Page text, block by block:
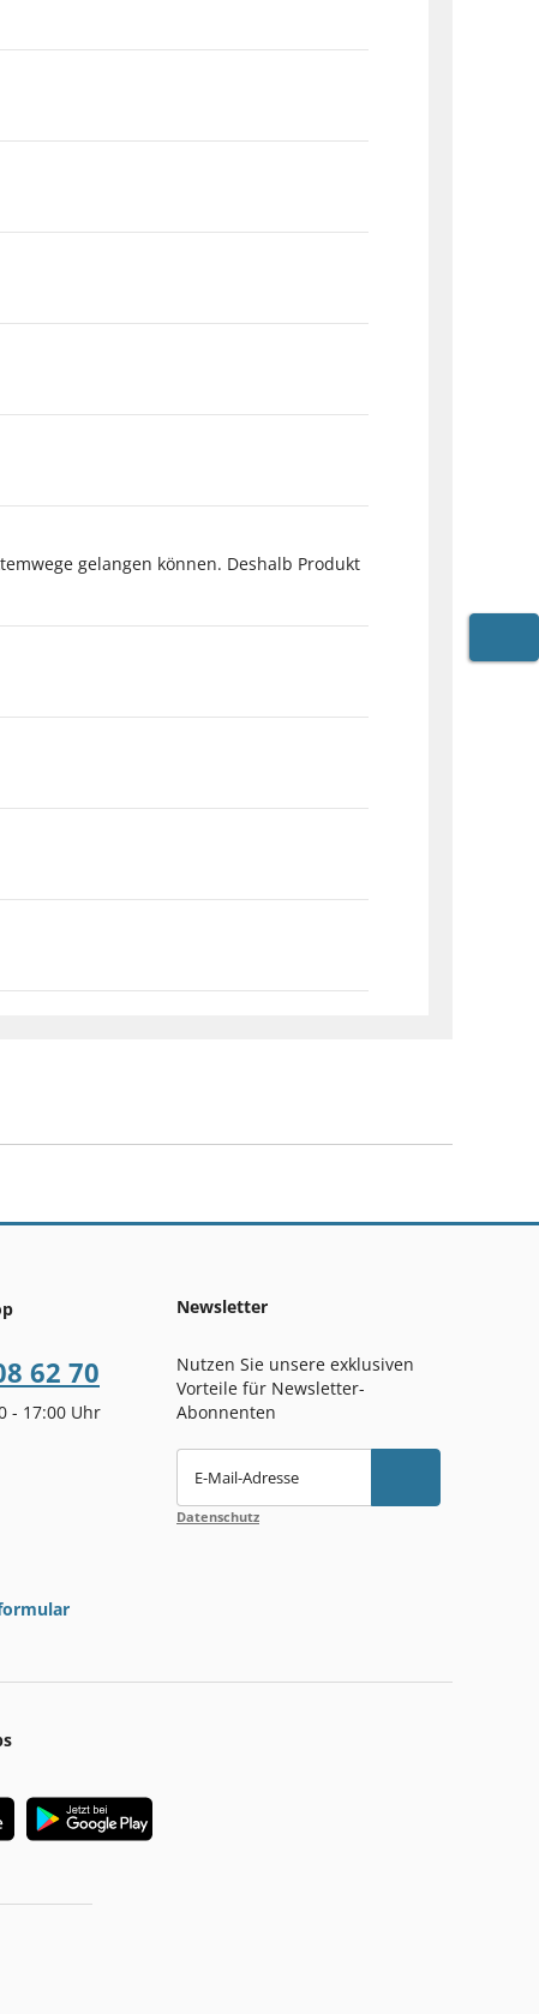
gelangen können. Deshalb Produkt
62 70
- 17:00 Uhr
Newsletter
Nutzen Sie unsere exklusiven
Vorteile für Newsletter-
Abonnenten
E-Mail-Adresse
Datenschutz